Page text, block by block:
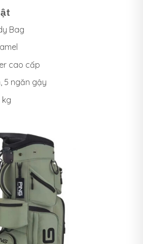
Bag
cao cấp
5 ngăn gậy
kg